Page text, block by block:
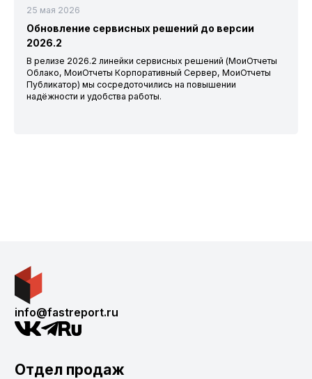
25 мая 2026
Обновление сервисных решений до версии
2026.2
В релизе 2026.2 линейки сервисных решений (МоиОтчеты
Облако, МоиОтчеты Корпоративный Сервер, МоиОтчеты
Публикатор) мы сосредоточились на повышении
надёжности и удобства работы.
info@fastreport.ru
Отдел продаж